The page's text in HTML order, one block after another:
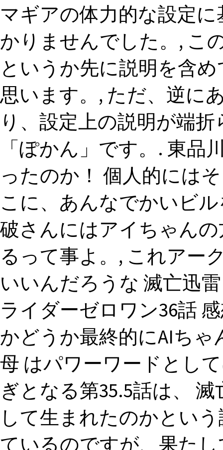
マギアの体力的な設定
かりませんでした。, こ
というか先に説明を含
思います。, ただ、逆に
り、設定上の説明が端
「ぽかん」です。. 東
ったのか！ 個人的には
こに、あんなでかいビ
破さんにはアイちゃん
るって事よ。, これアー
いいんだろうな 滅亡迅
ライダーゼロワン36話
かどうか最終的にAIち
母 はパワーワードとし
ぎとなる第35.5話は、
して生まれたのかとい
ているのですが、果た